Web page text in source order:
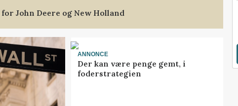
John Deere og New Holland
ANNONCE
Der kan være penge gemt, i
foderstrategien